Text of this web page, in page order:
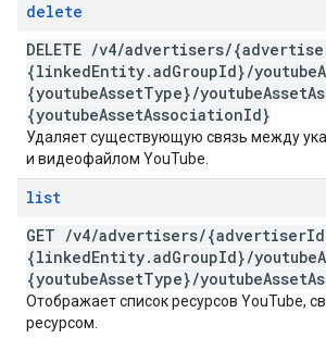
delete
DELETE /v4/advertisers/
{linkedEntity.adGroupId}/youtube
{youtubeAssetType}/youtubeAsset
{youtubeAssetAssociationId}
Удаляет существующую связь между
и видеофайлом YouTube.
list
GET /v4/advertisers/{advertiser
{linkedEntity.adGroupId}/youtube
{youtubeAssetType}/youtubeAsset
Отображает список ресурсов YouTube,
ресурсом.